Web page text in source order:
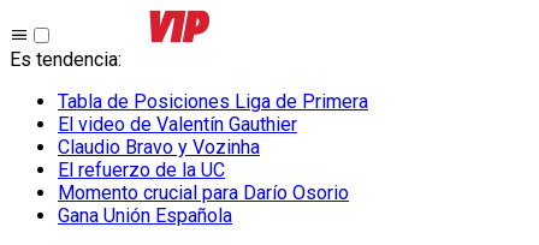
Es tendencia:
Tabla de Posiciones Liga de Primera
El video de Valentín Gauthier
Claudio Bravo y Vozinha
El refuerzo de la UC
Momento crucial para Darío Osorio
Gana Unión Española